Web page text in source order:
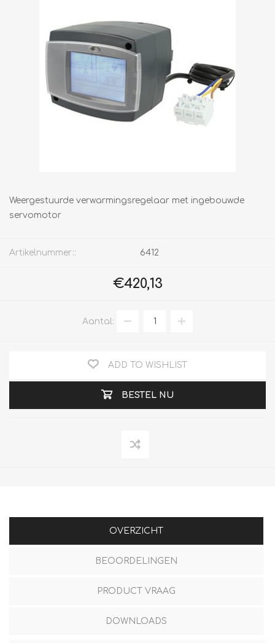
Weergestuurde verwarmingsregelaar met ingebouwde
servomotor
Artikelnummer:: 6412
€420,13
Aantal:
ADD TO WISHLIST
BESTEL NU
OVERZICHT
BEOORDELINGEN
PRODUCT VRAAG
DOWNLOADS